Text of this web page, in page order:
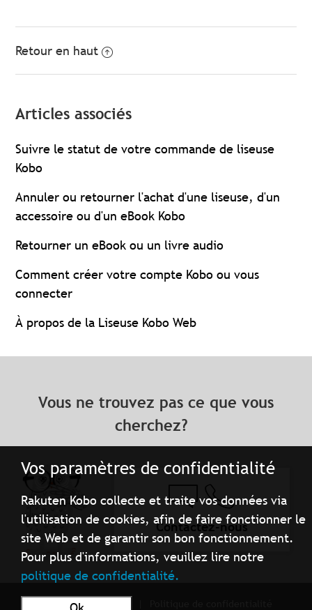
Vos paramètres de confidentialité
Rakuten Kobo collecte et traite vos données via
l'utilisation de cookies, afin de faire fonctionner le
site Web et de garantir son bon fonctionnement.
Pour plus d'informations, veuillez lire notre
politique de confidentialité.
Retour en haut
Articles associés
Suivre le statut de votre commande de liseuse
Kobo
Annuler ou retourner l'achat d'une liseuse, d'un
accessoire ou d'un eBook Kobo
Retourner un eBook ou un livre audio
Comment créer votre compte Kobo ou vous
connecter
À propos de la Liseuse Kobo Web
Vous ne trouvez pas ce que vous
cherchez?
Contactez-nous
Conditions d'utilisation